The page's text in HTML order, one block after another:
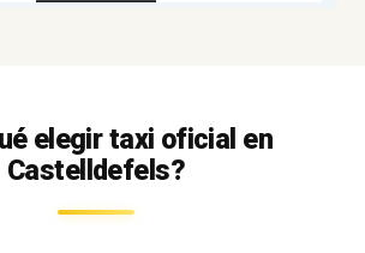
elegir taxi oficial en
Castelldefels?